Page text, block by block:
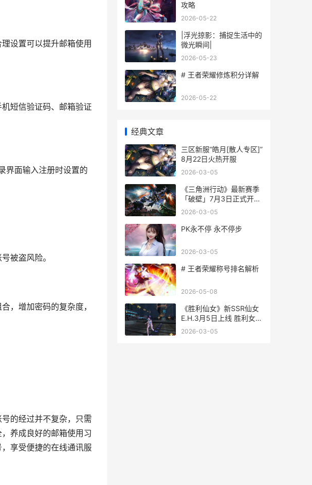
设置可以提升邮箱使用
短信验证码、邮箱验证
界面输入注册时设置的
被盗风险。
，增加密码的复杂度，
的经过并不复杂，只需
养成良好的邮箱使用习
享受便捷的在线通讯服
攻略
2026-05-22
|浮光掠影：捕捉生活中的
微光瞬间|
2026-05-23
# 王者荣耀修炼积分详解
2026-05-22
经典文章
三区新服“皓月[散人专区]”
8月22日火热开服
2026-03-05
《三角洲行动》最新赛季
「破壁」7月3日正式开启
三角洲行动手游下载
2026-03-05
PK永不停 永不停步
2026-03-05
# 王者荣耀称号排名解析
2026-05-08
《胜利仙女》新SSR仙女
E.H.3月5日上线 胜利女神
是哪个时期的作品
2026-03-05